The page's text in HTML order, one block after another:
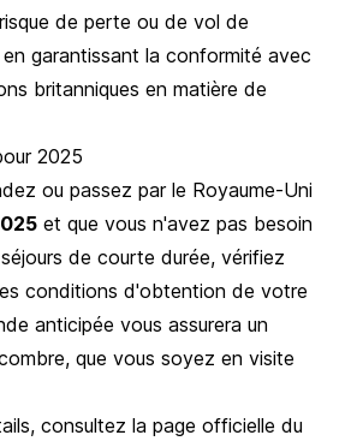
de perte ou de vol de
garantissant la conformité avec
britanniques en matière de
2025
ou passez par le Royaume-Uni
et que vous n'avez pas besoin
de courte durée, vérifiez
conditions d'obtention de votre
anticipée vous assurera un
que vous soyez en visite
consultez la page officielle du